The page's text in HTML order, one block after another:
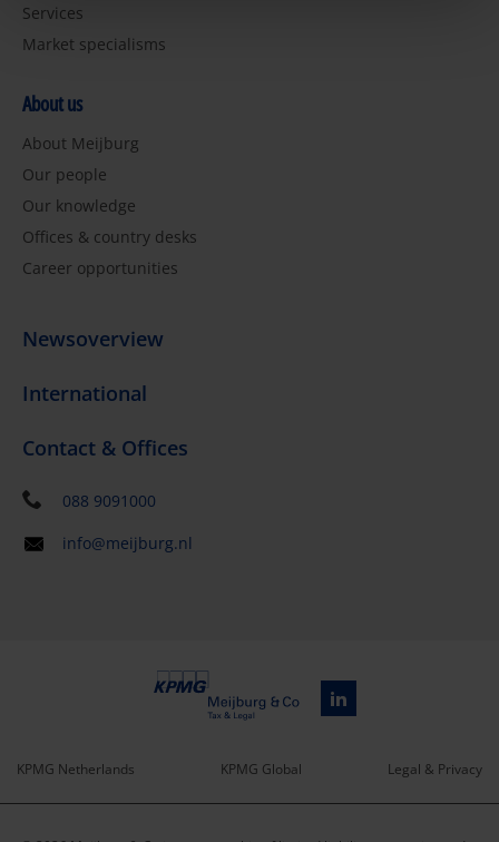
Services
Market specialisms
About us
About Meijburg
Our people
Our knowledge
Offices & country desks
Career opportunities
Newsoverview
International
Contact & Offices
088 9091000
info@meijburg.nl
Service
KPMG Netherlands KPMG Global Legal & Privacy